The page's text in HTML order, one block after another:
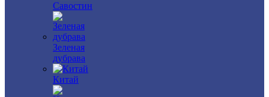
Савостин
Зеленая
дубрава
Китай